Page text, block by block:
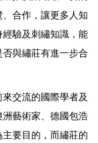
合作，讓更多人知
驗及刺繡知識，能
與繡莊有進一步合
交流的國際學者及
藝術家、德國包浩
要目的，而繡莊的